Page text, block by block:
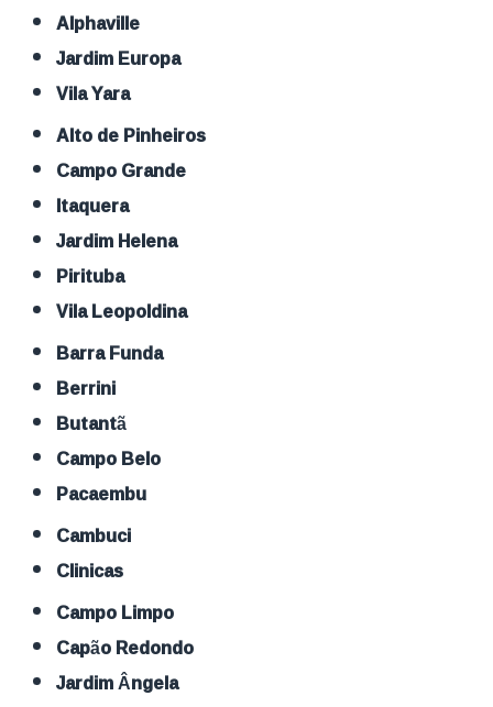
Alphaville
Jardim Europa
Vila Yara
Alto de Pinheiros
Campo Grande
Itaquera
Jardim Helena
Pirituba
Vila Leopoldina
Barra Funda
Berrini
Butantã
Campo Belo
Pacaembu
Cambuci
Clinicas
Campo Limpo
Capão Redondo
Jardim Ângela